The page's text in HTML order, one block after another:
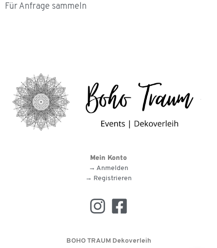
Für Anfrage sammeln
Mein Konto
→ Anmelden
→ Registrieren
BOHO TRAUM Dekoverleih